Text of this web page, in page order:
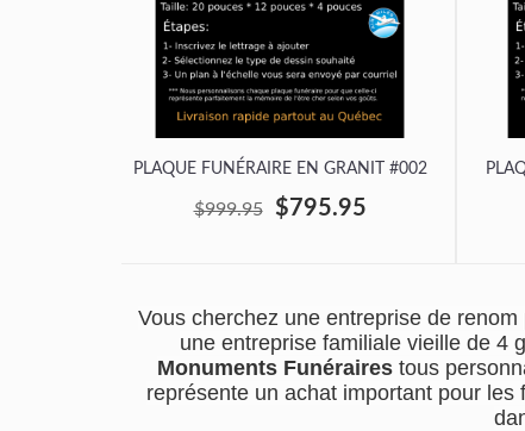
PLAQUE FUNÉRAIRE EN GRANIT #002
$999.95 $795.95
Vous cherchez une entreprise de
une entreprise familiale vieille de 4
Monuments Funéraires tous
représente un achat important pour